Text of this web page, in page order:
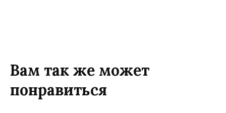
Вам так же может
понравиться